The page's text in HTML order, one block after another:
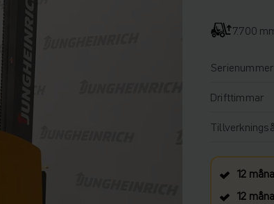
7.700
Serienummer
Drifttimmar
12
12